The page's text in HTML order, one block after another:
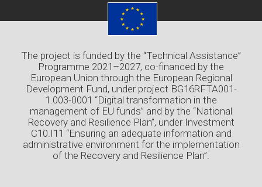
The project is funded by the “Technical Assistance”
Programme 2021–2027, co-financed by the
European Union through the European Regional
Development Fund, under project BG16RFTA001-
1.003-0001 “Digital transformation in the
management of EU funds” and by the “National
Recovery and Resilience Plan”, under Investment
C10.I11 “Ensuring an adequate information and
administrative environment for the implementation
of the Recovery and Resilience Plan”.